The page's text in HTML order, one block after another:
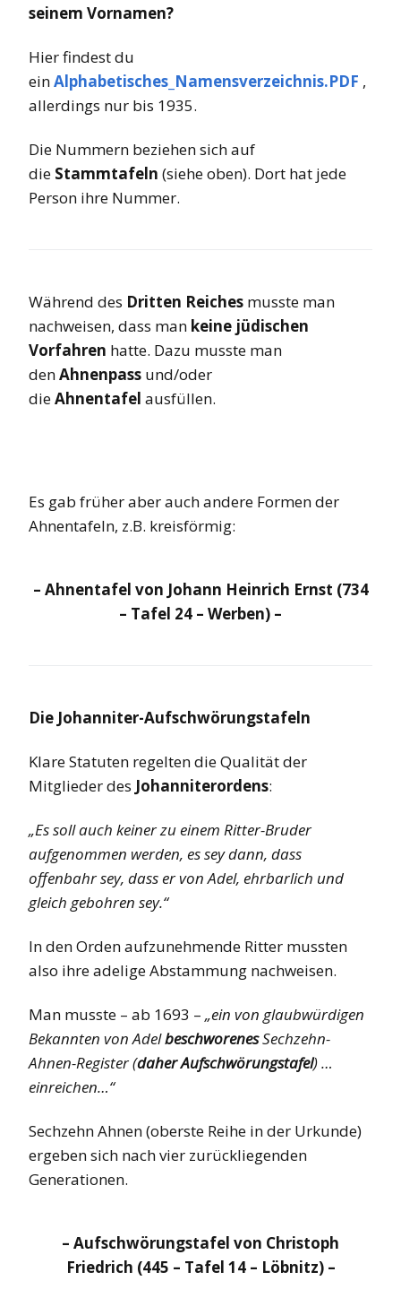
seinem Vornamen?
Hier findest du
einAlphabetisches_Namensverzeichnis.PDF ,
allerdings nur bis 1935.
Die Nummern beziehen sich auf
die Stammtafeln (siehe oben). Dort hat jede
Person ihre Nummer.
Während des Dritten Reiches musste man
nachweisen, dass man keine jüdischen
Vorfahren hatte. Dazu musste man
denAhnenpass und/oder
dieAhnentafel ausfüllen.
Es gab früher aber auch andere Formen der
Ahnentafeln, z.B. kreisförmig:
– Ahnentafel von Johann Heinrich Ernst (734
– Tafel 24 – Werben) –
Die Johanniter-Aufschwörungstafeln
Klare Statuten regelten die Qualität der
Mitglieder des Johanniterordens:
„Es soll auch keiner zu einem Ritter-Bruder
aufgenommen werden, es sey dann, dass
offenbahr sey, dass er von Adel, ehrbarlich und
gleich gebohren sey.“
In den Orden aufzunehmende Ritter mussten
also ihre adelige Abstammung nachweisen.
Man musste – ab 1693 – „ein von glaubwürdigen
Bekannten von AdelbeschworenesSechzehn-
Ahnen-Register (daher Aufschwörungstafel) …
einreichen…“
Sechzehn Ahnen (oberste Reihe in der Urkunde)
ergeben sich nach vier zurückliegenden
Generationen.
– Aufschwörungstafel von Christoph
Friedrich (445 – Tafel 14 – Löbnitz) –